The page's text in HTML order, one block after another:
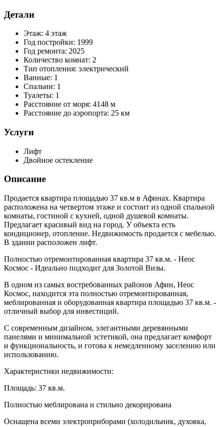
Детали
Этаж: 4 этаж
Год постройки: 1999
Год ремонта: 2025
Количество комнат: 2
Тип отопления: электрический
Ванные: 1
Спальни: 1
Туалеты: 1
Расстояние от моря: 4148 м
Расстояние до аэропорта: 25 км
Услуги
Лифт
Двойное остекление
Описание
Продается квартира площадью 37 кв.м в Афинах. Квартира
расположена на четвертом этаже и состоит из одной спальной
комнаты, гостиной с кухней, одной душевой комнаты.
Предлагает красивый вид на город. У объекта есть
кондиционер, отопление. Недвижимость продается с мебелью.
В здании расположен лифт.
Полностью отремонтированная квартира 37 кв.м. - Неос
Космос - Идеально подходит для Золотой Визы.
В одном из самых востребованных районов Афин, Неос
Космос, находится эта полностью отремонтированная,
меблированная и оборудованная квартира площадью 37 кв.м. -
отличный выбор для инвестиций.
С современным дизайном, элегантными деревянными
панелями и минимальной эстетикой, она предлагает комфорт
и функциональность, и готова к немедленному заселению или
использованию.
Характеристики недвижимости:
Площадь: 37 кв.м.
Полностью меблирована и стильно декорирована
Оснащена всеми электроприборами (холодильник, духовка,